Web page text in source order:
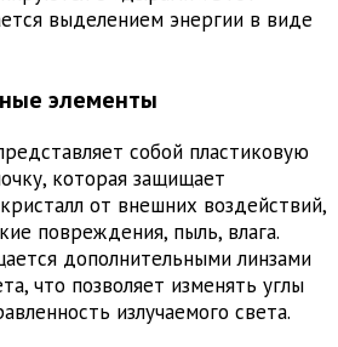
выделением энергии в виде
элементы
собой пластиковую
которая защищает
от внешних воздействий,
повреждения, пыль, влага.
дополнительными линзами
что позволяет изменять углы
излучаемого света.